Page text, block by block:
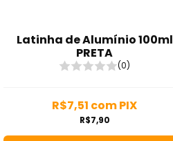
Latinha de Alumínio 100ml
PRETA
(0)
R$7,90
R$7,51 comPIX